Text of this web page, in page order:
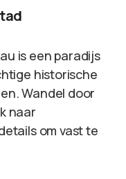
is een paradijs
historische
Wandel door
naar
om vast te